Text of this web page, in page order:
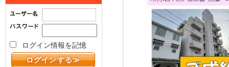
ログイン情報を記憶